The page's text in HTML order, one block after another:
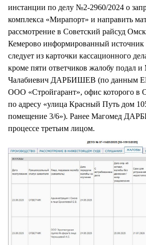
инстанции по делу №2-2960/2024 о
комплекса «Мирапорт» и направить
рассмотрение в Советский райсуд
Кемерово информированный
следует из карточки кассационного
кроме пяти ответчиков жалобу подал
Чалабиевич ДАРБИШЕВ (по данным
ООО «Стройгарант», офис которого в
по адресу «улица Красный Путь дом
помещение 3/6»). Ранее Магомед
процессе третьим лицом.